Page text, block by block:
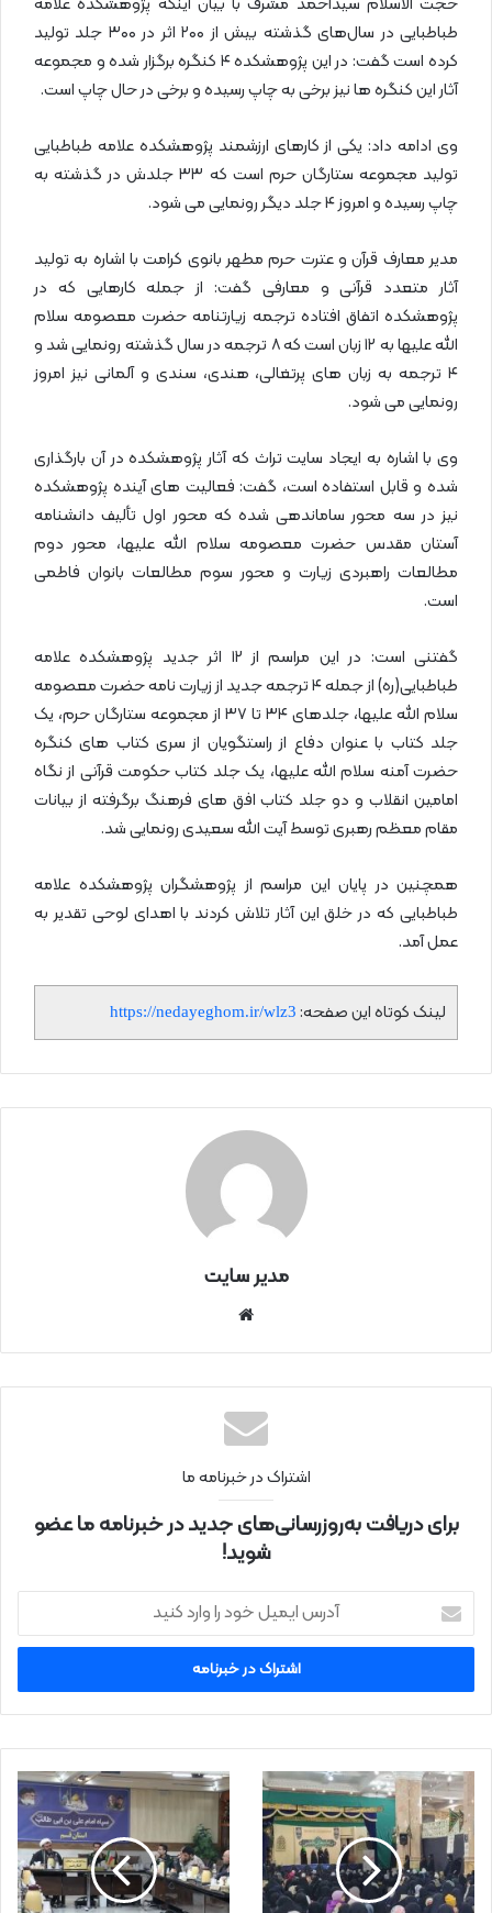
طباطبایی در سال‌های گذشته بیش از ۲۰۰ اثر در ۳۰۰ جلد تولید
کرده است گفت: در این پژوهشکده ۴ کنگره برگزار شده و مجموعه
آثار این کنگره ها نیز برخی به چاپ رسیده و برخی در حال چاپ است.
وی ادامه داد: یکی از کارهای ارزشمند پژوهشکده علامه طباطبایی
تولید مجموعه ستارگان حرم است که ۳۳ جلدش در گذشته به
چاپ رسیده و امروز ۴ جلد دیگر رونمایی می شود.
مدیر معارف قرآن و عترت حرم مطهر بانوی کرامت با اشاره به تولید
آثار متعدد قرآنی و معارفی گفت: از جمله کارهایی که در
پژوهشکده اتفاق افتاده ترجمه زیارتنامه حضرت معصومه سلام
الله علیها به ۱۲ زبان است که ۸ ترجمه در سال گذشته رونمایی شد و
۴ ترجمه به زبان های پرتغالی، هندی، سندی و آلمانی نیز امروز
رونمایی می شود.
وی با اشاره به ایجاد سایت تراث که آثار پژوهشکده در آن بارگذاری
شده و قابل استفاده است، گفت: فعالیت های آینده پژوهشکده
نیز در سه محور ساماندهی شده که محور اول تألیف دانشنامه
آستان مقدس حضرت معصومه سلام الله علیها، محور دوم
مطالعات راهبردی زیارت و محور سوم مطالعات بانوان فاطمی
است.
گفتنی است: در این مراسم از ۱۲ اثر جدید پژوهشکده علامه
طباطبایی(ره) از جمله ۴ ترجمه جدید از زیارت نامه حضرت معصومه
سلام الله علیها، جلدهای ۳۴ تا ۳۷ از مجموعه ستارگان حرم، یک
جلد کتاب با عنوان دفاع از راستگویان از سری کتاب های کنگره
حضرت آمنه سلام الله علیها، یک جلد کتاب حکومت قرآنی از نگاه
امامین انقلاب و دو جلد کتاب افق های فرهنگ برگرفته از بیانات
مقام معظم رهبری توسط آیت الله سعیدی رونمایی شد.
همچنین در پایان این مراسم از پژوهشگران پژوهشکده علامه
طباطبایی که در خلق این آثار تلاش کردند با اهدای لوحی تقدیر به
عمل آمد.
لینک کوتاه این صفحه: https://nedayeghom.ir/wlz3
مدیر سایت
نتی
اشتراک در خبرنامه ما
برای دریافت به‌روزرسانی‌های جدید در خبرنامه ما عضو
شوید!
ر
ا
ی
خ
و
د
ر
ا